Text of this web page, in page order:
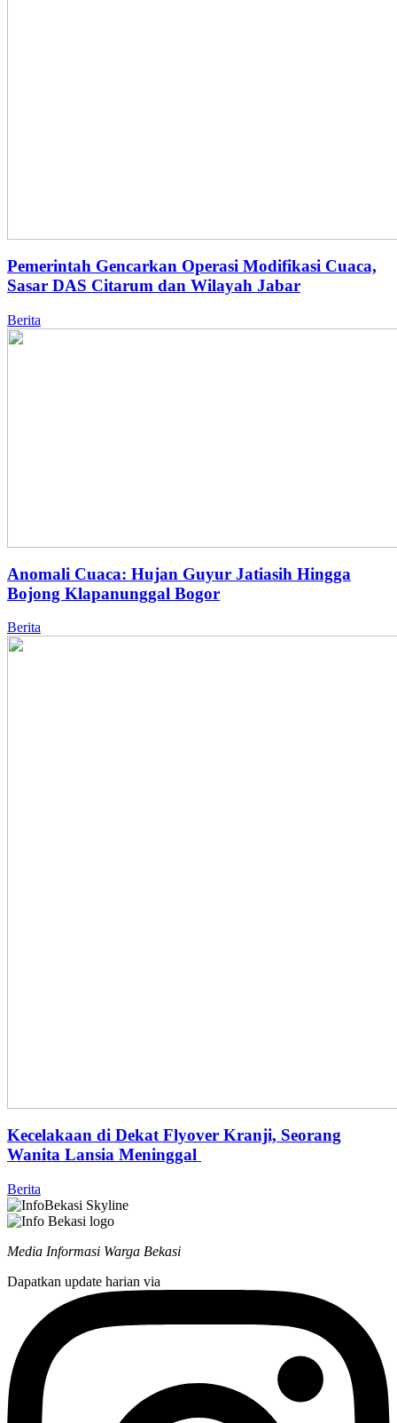
Pemerintah Gencarkan Operasi Modifikasi Cuaca,
Sasar DAS Citarum dan Wilayah Jabar
Berita
Anomali Cuaca: Hujan Guyur Jatiasih Hingga
Bojong Klapanunggal Bogor
Berita
Kecelakaan di Dekat Flyover Kranji, Seorang
Wanita Lansia Meninggal
Berita
Media Informasi Warga Bekasi
Dapatkan update harian via